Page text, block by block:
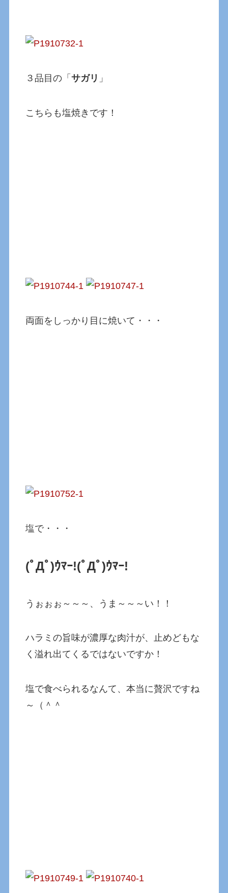
３品目の「サガリ 」
こちらも塩焼きです！
両面をしっかり目に焼いて・・・
塩で・・・
(ﾟДﾟ)ｳﾏｰ!(ﾟДﾟ)ｳﾏｰ!
うぉぉぉ～～～、うま～～～い！！
ハラミの旨味が濃厚な肉汁が、止めどもな
く溢れ出てくるではないですか！
塩で食べられるなんて、本当に贅沢ですね
～（＾＾